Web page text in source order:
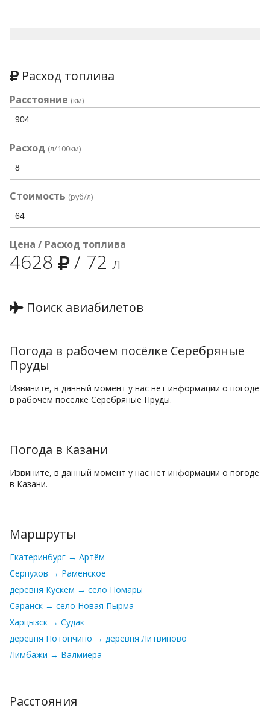
Расход топлива
Расстояние (км)
Расход (л/100км)
Стоимость (руб/л)
Цена / Расход топлива
4628 / 72 л
Поиск авиабилетов
Погода в рабочем посёлке Серебряные
Пруды
Извините, в данный момент у нас нет информации о погоде
в рабочем посёлке Серебряные Пруды.
Погода в Казани
Извините, в данный момент у нас нет информации о погоде
в Казани.
Маршруты
Екатеринбург → Артём
Серпухов → Раменское
деревня Кускем → село Помары
Саранск → село Новая Пырма
Харцызск → Судак
деревня Потопчино → деревня Литвиново
Лимбажи → Валмиера
Расстояния